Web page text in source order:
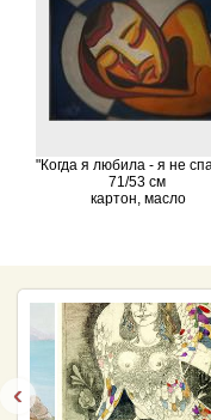
"Когда я любила - я не
71/53 см
картон, масло
‹